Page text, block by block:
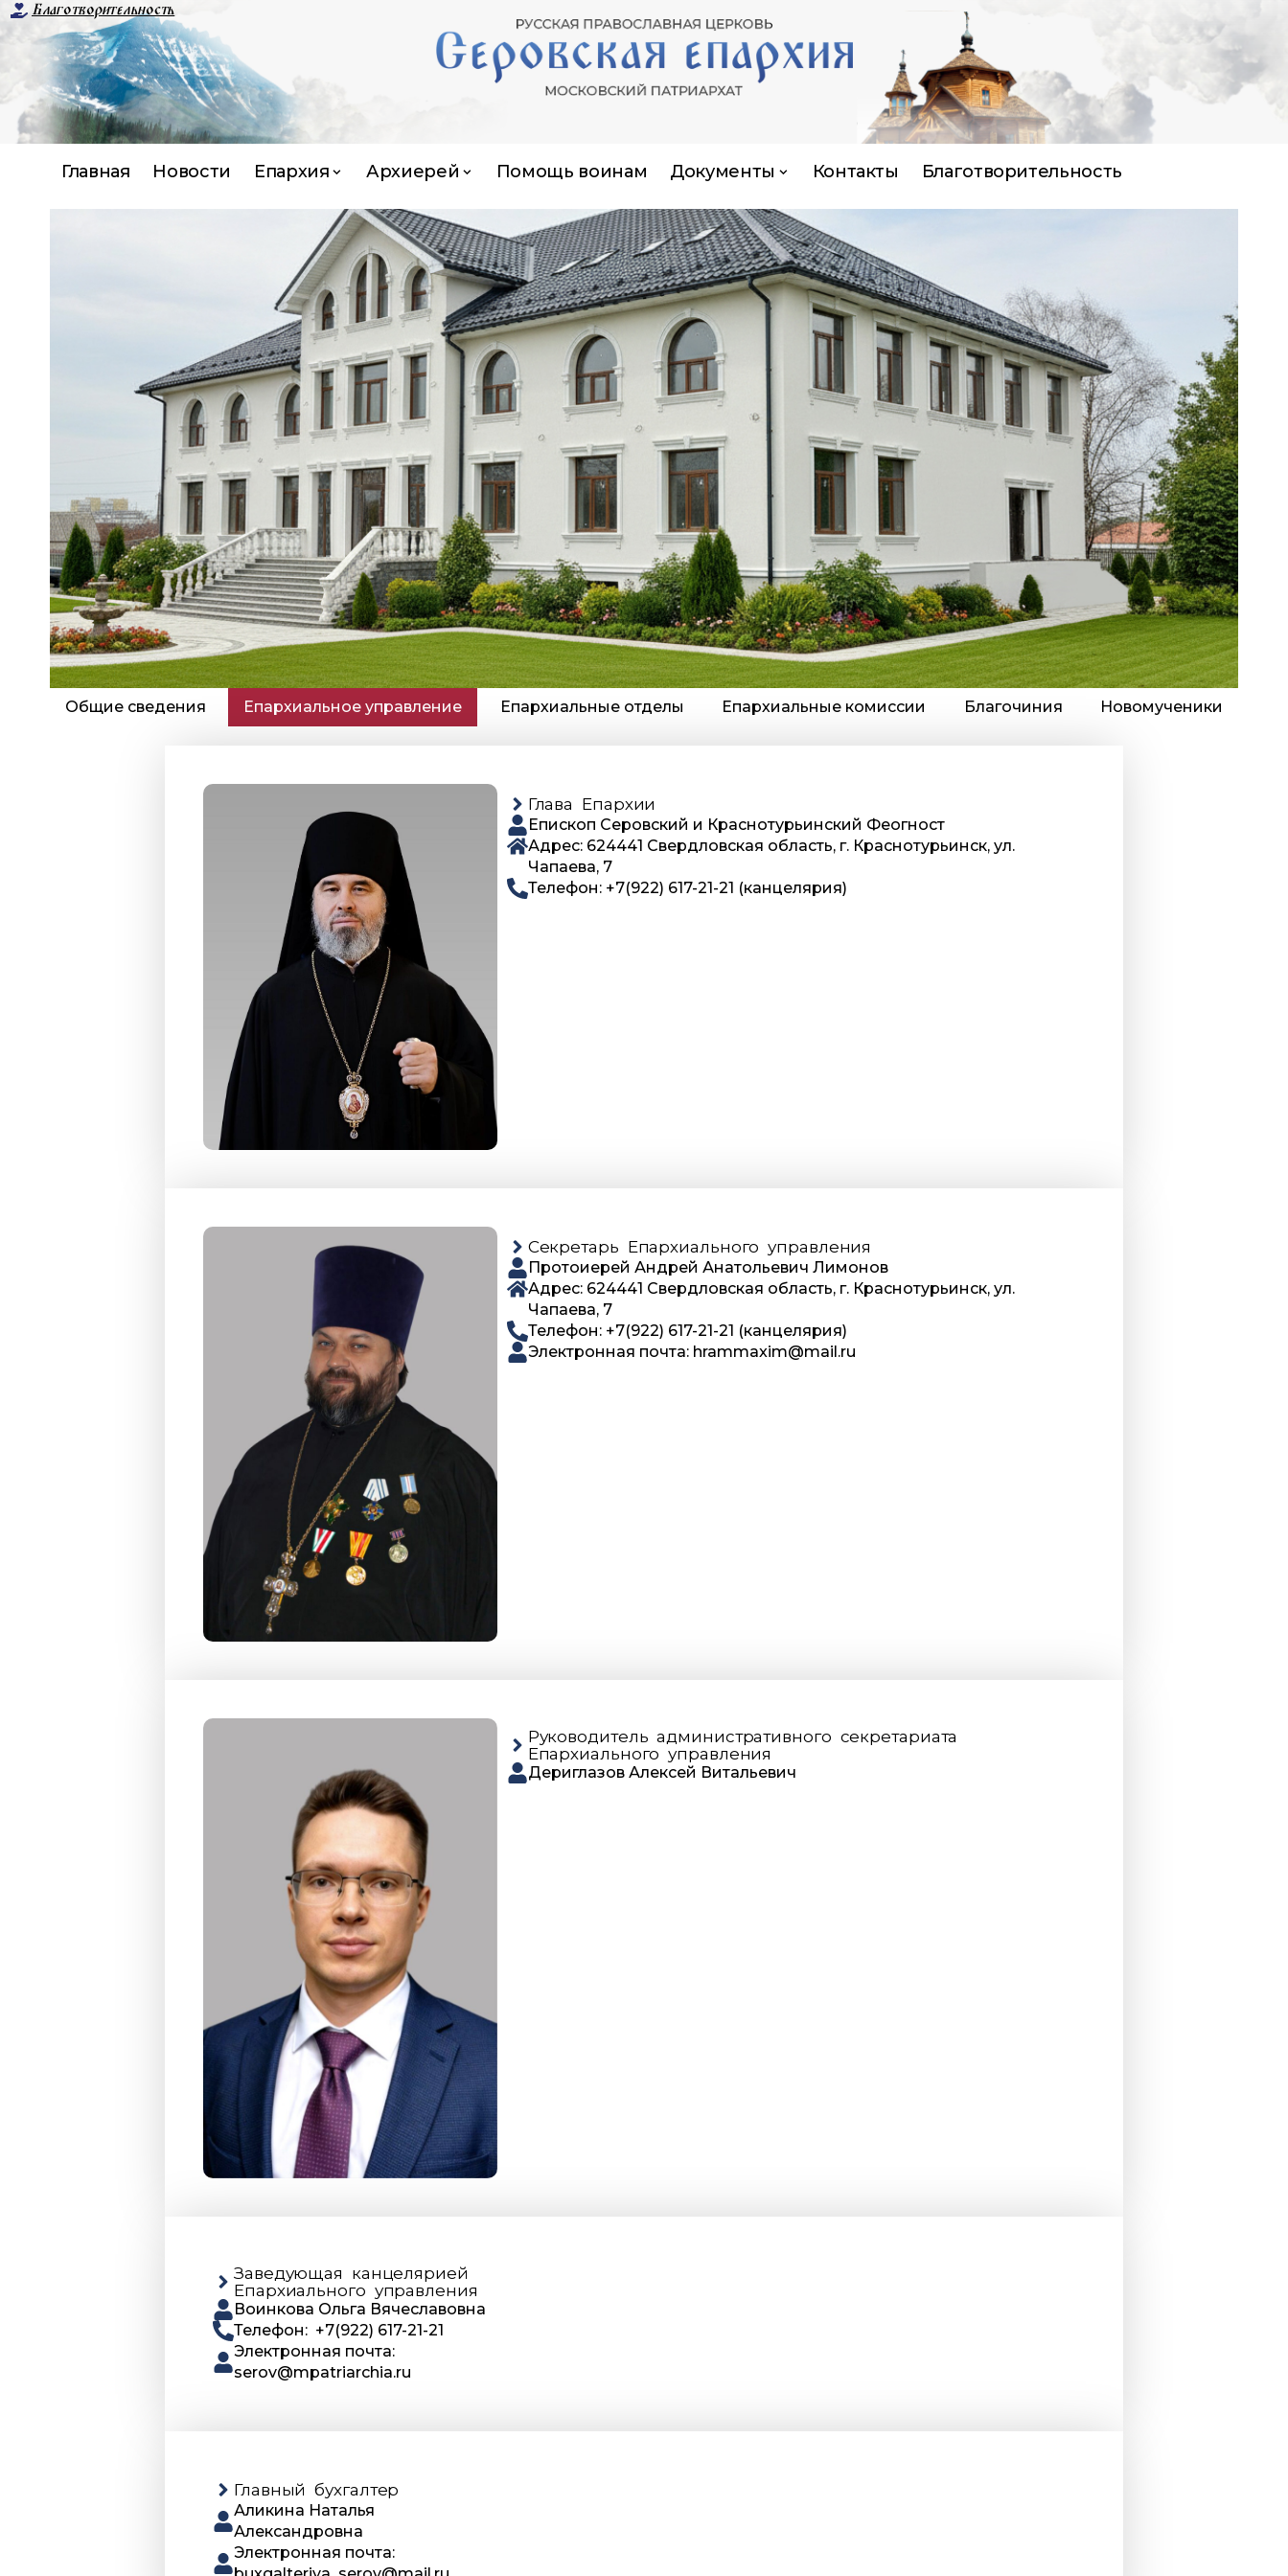
Благотворительность
Главная Новости Епархия Архиерей Помощь воинам Документы Контакты Благотворительность
Общие сведения Епархиальное управление Епархиальные отделы Епархиальные комиссии Благочиния Новомученики
Глава Епархии
Епископ Серовский и Краснотурьинский Феогност
Адрес: 624441 Свердловская область, г. Краснотурьинск, ул.
Чапаева, 7
Телефон: +7(922) 617-21-21 (канцелярия)
Секретарь Епархиального управления
Протоиерей Андрей Анатольевич Лимонов
Адрес: 624441 Свердловская область, г. Краснотурьинск, ул.
Чапаева, 7
Телефон: +7(922) 617-21-21 (канцелярия)
Электронная почта: hrammaxim@mail.ru
Руководитель административного секретариата
Епархиального управления
Дериглазов Алексей Витальевич
Заведующая канцелярией
Епархиального управления
Воинкова Ольга Вячеславовна
Телефон: +7(922) 617-21-21
Электронная почта:
serov@mpatriarchia.ru
Главный бухгалтер
Аликина Наталья
Александровна
Электронная почта: